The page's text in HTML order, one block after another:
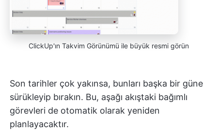
ClickUp'ın Takvim Görünümü ile büyük resmi görün
Son tarihler çok yakınsa, bunları başka bir güne
sürükleyip bırakın. Bu, aşağı akıştaki bağımlı
görevleri de otomatik olarak yeniden
planlayacaktır.